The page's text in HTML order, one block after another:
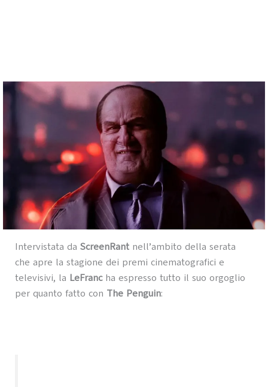
Intervistata da ScreenRantnell’ambito della serata
che apre la stagione dei premi cinematografici e
televisivi, la LeFrancha espresso tutto il suo orgoglio
per quanto fatto con The Penguin: